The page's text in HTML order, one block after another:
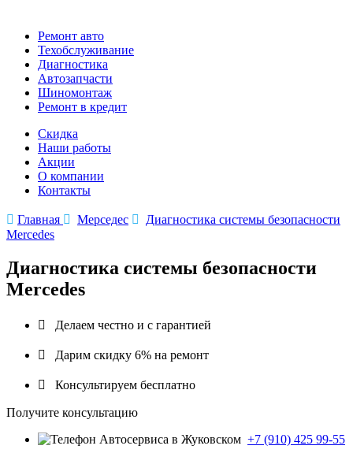
Ремонт авто
Техобслуживание
Диагностика
Автозапчасти
Шиномонтаж
Ремонт в кредит
Скидка
Наши работы
Акции
О компании
Контакты
 Главная  Мерседес 
Диагностика системы безопасности
Mercedes
Диагностика системы безопасности
Mercedes
 Делаем честно и с гарантией
 Дарим скидку 6% на ремонт
 Консультируем бесплатно
Получите консультацию
+7 (910) 425 99-55